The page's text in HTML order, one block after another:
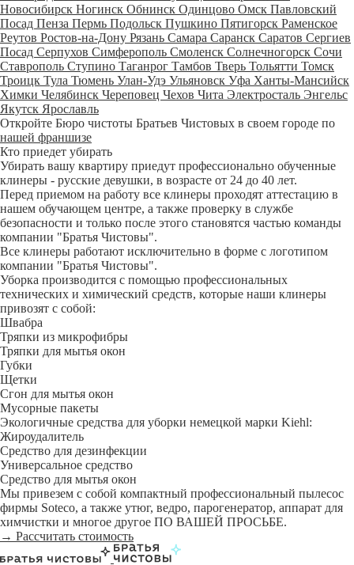
Новосибирск Ногинск Обнинск Одинцово Омск Павловский
Посад Пенза Пермь Подольск Пушкино Пятигорск Раменское
Реутов Ростов-на-Дону Рязань Самара Саранск Саратов Сергиев
Посад Серпухов Симферополь Смоленск Солнечногорск Сочи
Ставрополь Ступино Таганрог Тамбов Тверь Тольятти Томск
Троицк Тула Тюмень Улан-Удэ Ульяновск Уфа Ханты-Мансийск
Химки Челябинск Череповец Чехов Чита Электросталь Энгельс
Якутск Ярославль
Откройте Бюро чистоты Братьев Чистовых в своем городе по
нашей франшизе
Кто приедет убирать
Убирать вашу квартиру приедут профессионально обученные
клинеры - русские девушки, в возрасте от 24 до 40 лет.
Перед приемом на работу все клинеры проходят аттестацию в
нашем обучающем центре, а также проверку в службе
безопасности и только после этого становятся частью команды
компании "Братья Чистовы".
Все клинеры работают исключительно в форме с логотипом
компании "Братья Чистовы".
Уборка производится с помощью профессиональных
технических и химический средств, которые наши клинеры
привозят с собой:
Швабра
Тряпки из микрофибры
Тряпки для мытья окон
Губки
Щетки
Сгон для мытья окон
Мусорные пакеты
Экологичные средства для уборки немецкой марки Kiehl:
Жироудалитель
Средство для дезинфекции
Универсальное средство
Средство для мытья окон
Мы привезем с собой компактный профессиональный пылесос
фирмы Soteco, а также утюг, ведро, парогенератор, аппарат для
химчистки и многое другое ПО ВАШЕЙ ПРОСЬБЕ.
→ Рассчитать стоимость